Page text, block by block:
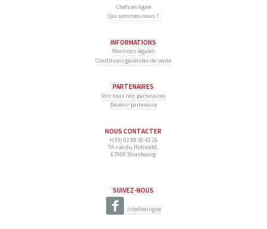
Chefs en ligne
Qui sommes-nous ?
INFORMATIONS
Mentions légales
Conditions générales de vente
PARTENAIRES
Voir tous nos partenaires
Devenir partenaire
NOUS CONTACTER
+(33) 03 88 36 42 26
7A rue du Hohwald,
67000 Strasbourg
SUIVEZ-NOUS
/chefsenligne